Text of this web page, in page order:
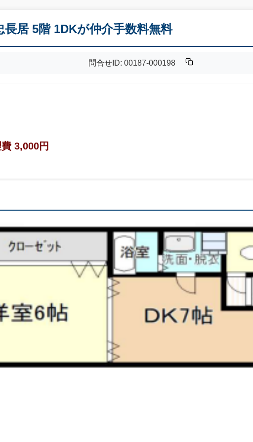
居 5階 1DKが仲介手数料無料
問合せID: 00187-000198
3,000円